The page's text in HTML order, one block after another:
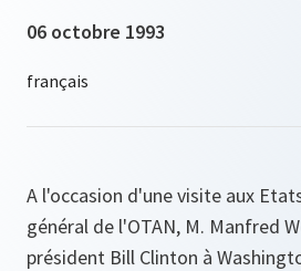
06 octobre 1993
A l'occasion d'une visite aux
général de l'OTAN, M. Manfred
président Bill Clinton à